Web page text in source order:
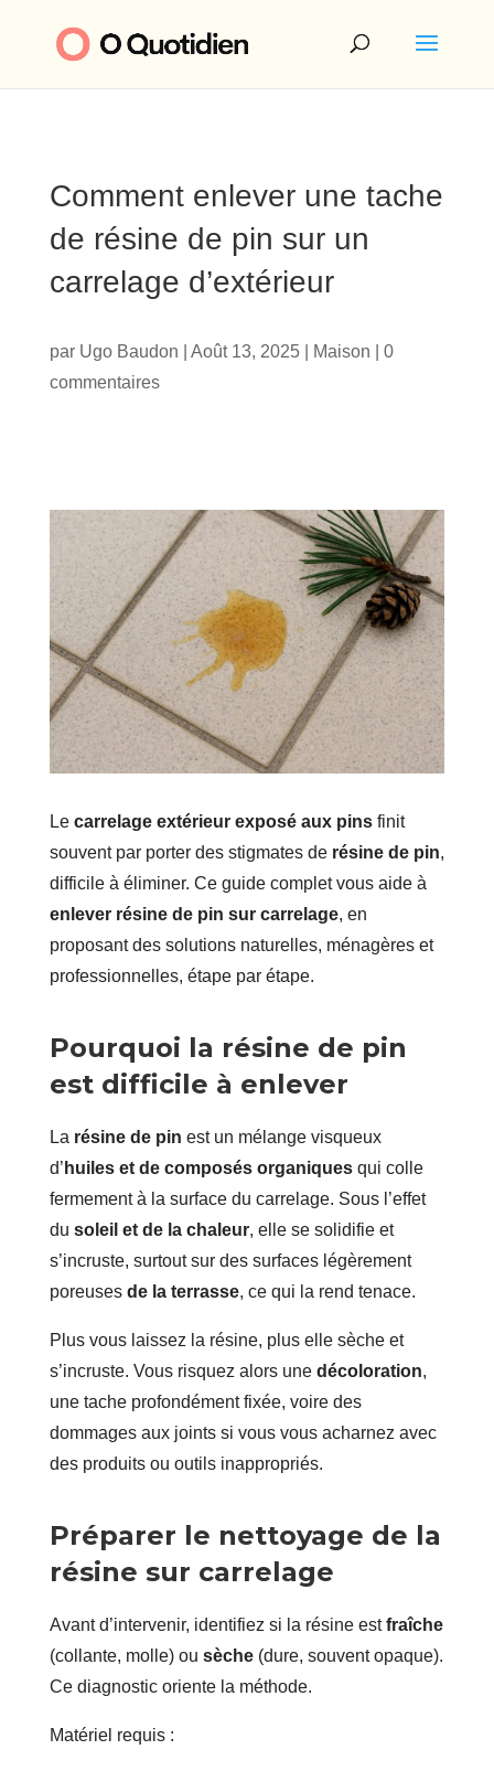
Comment enlever une tache
de résine de pin sur un
carrelage d’extérieur
par Ugo Baudon Août 13, 2025| Maison
0
commentaires
Le carrelage extérieur exposé aux pinsfinit
souvent par porter des stigmates de résine de pin,
difficile à éliminer. Ce guide complet vous aide à
enlever résine de pin sur carrelage, en
proposant des solutions naturelles, ménagères et
professionnelles, étape par étape.
Pourquoi la résine de pin
est difficile à enlever
La résine de pin est un mélange visqueux
d’ huiles et de composés organiquesqui colle
fermement à la surface du carrelage. Sous l’effet
du soleil et de la chaleur, elle se solidifie et
s’incruste, surtout sur des surfaces légèrement
poreuses de la terrasse, ce qui la rend tenace.
Plus vous laissez la résine, plus elle sèche et
s’incruste. Vous risquez alors une décoloration,
une tache profondément fixée, voire des
dommages aux joints si vous vous acharnez avec
des produits ou outils inappropriés.
Préparer le nettoyage de la
résine sur carrelage
Avant d’intervenir, identifiez si la résine estfraîche
(collante, molle) ou sèche(dure, souvent opaque).
Ce diagnostic oriente la méthode.
Matériel requis :